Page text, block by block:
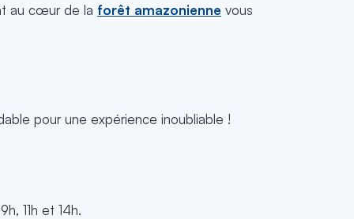
au cœur de la forêt amazonienne vous
pour une expérience inoubliable !
11h et 14h.